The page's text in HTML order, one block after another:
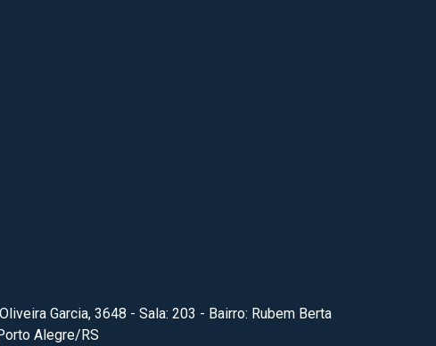
Garcia, 3648 - Sala: 203 - Bairro: Rubem Berta
Alegre/RS